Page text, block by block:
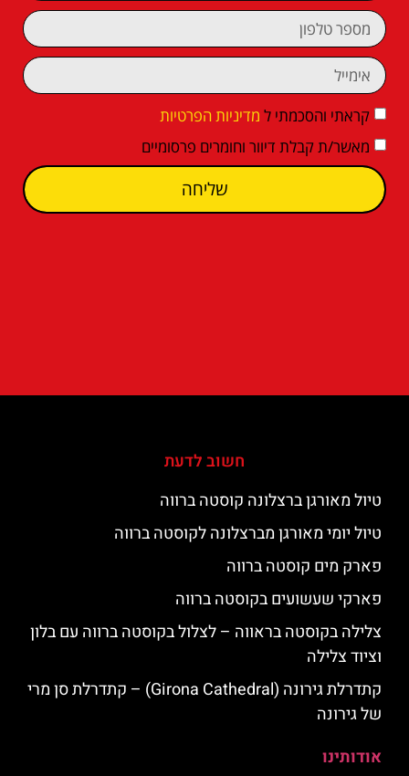
קראתי והסכמתי ל מדיניות הפרטיות
מאשר/ת קבלת דיוור וחומרים פרסומיים
שליחה
חשוב לדעת
טיול מאורגן ברצלונה קוסטה ברווה
טיול יומי מאורגן מברצלונה לקוסטה ברווה
פארק מים קוסטה ברווה
פארקי שעשועים בקוסטה ברווה
צלילה בקוסטה בראווה – לצלול בקוסטה ברווה עם בלון
וציוד צלילה
קתדרלת גירונה (Girona Cathedral) – קתדרלת סן מרי
של גירונה
אודותינו